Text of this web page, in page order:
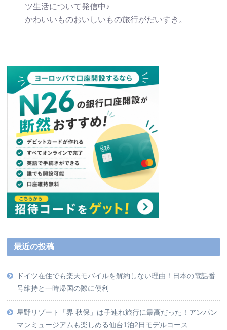
ツ生活について発信中♪
かわいいものおいしいもの旅行がだいすき。
最近の投稿
ドイツ在住でも楽天モバイルを解約しない理由！日本の電話番
号維持と一時帰国の際に便利
星野リゾート「界 秋保」は子連れ旅行に最高だった！アンパン
マンミュージアムも楽しめる仙台1泊2日モデルコース